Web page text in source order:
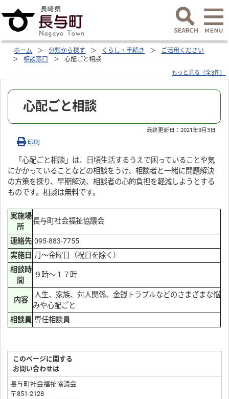
ホーム 分類から探す くらし・手続き
ご活用ください
相談窓口
心配ごと相談
もっと見る（全3件）
心配ごと相談
最終更新日：2021年9月3日
印刷
「心配ごと相談」は、日頃生活するうえで困っていることや気
にかかっていることなどの相談をうけ、相談者と一緒に問題解決
の方策を探り、早期解決、相談者の心的負担を軽減しようとする
ものです。相談は無料です。
実施場
所
長与町社会福祉協議会
連絡先 095-883-7755
実施日 月～金曜日（祝日を除く）
相談時
間
９時～１７時
内容
人生、家族、対人関係、金銭トラブルなどのさまざまな悩
みや心配ごと
相談員 専任相談員
このページに関する
お問い合わせは
長与町社会福祉協議会
〒851-2128